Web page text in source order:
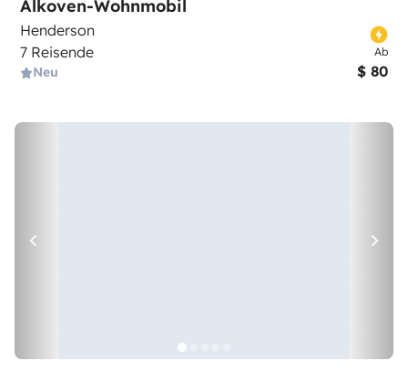
Alkoven-Wohnmobil
Henderson
7 Reisende
Neu
Ab
$ 80